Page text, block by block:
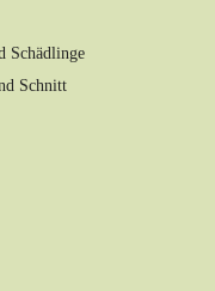
Schädlinge
Schnitt